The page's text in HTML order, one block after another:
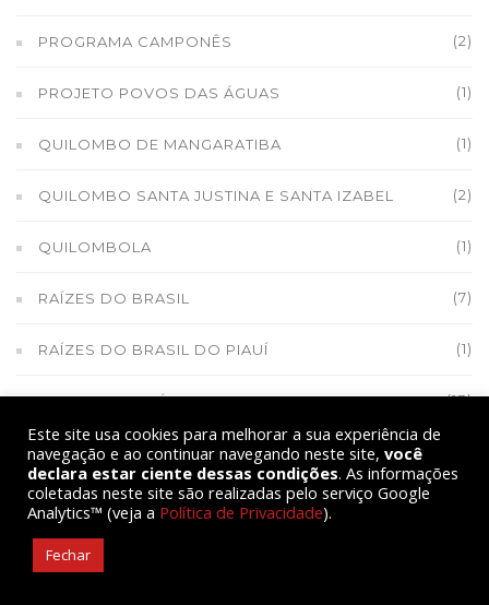
PROGRAMA CAMPONÊS (2)
PROJETO POVOS DAS ÁGUAS (1)
QUILOMBO DE MANGARATIBA (1)
QUILOMBO SANTA JUSTINA E SANTA IZABEL (2)
QUILOMBOLA (1)
RAÍZES DO BRASIL (7)
RAÍZES DO BRASIL DO PIAUÍ (1)
REFORMA AGRÁRIA (13)
REFORMA AGRÁRIA E SOBERANIA ALIMENTAR
REFORMA POLÍTICA
RESTAURA AMAZÔNIA
Este site usa cookies para melhorar a sua experiência de
navegação e ao continuar navegando neste site, você
declara estar ciente dessas condições. As informações
coletadas neste site são realizadas pelo serviço Google
Analytics™ (veja a Política de Privacidade).
Fechar